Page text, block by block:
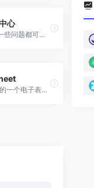
心
关于谷歌的一些问题都可以在这里找到您想要的答案！
Google推出的一个电子表格程序。